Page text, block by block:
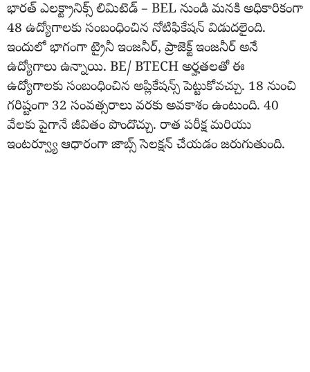
భారత్ ఎలక్ట్రానిక్స్ లిమిటెడ్ – BEL నుండి మనకి అధికారికంగా
48 ఉద్యోగాలకు సంబంధించిన నోటిఫికేషన్ విడుదలైంది.
ఇందులో భాగంగా ట్రైనీ ఇంజనీర్, ప్రాజెక్ట్ ఇంజనీర్ అనే
ఉద్యోగాలు ఉన్నాయి. BE/ BTECH అర్హతలతో ఈ
ఉద్యోగాలకు సంబంధించిన అప్లికేషన్స్ పెట్టుకోవచ్చు. 18 నుంచి
గరిష్టంగా 32 సంవత్సరాలు వరకు అవకాశం ఉంటుంది. 40
వేలకు పైగానే జీవితం పొందొచ్చు. రాత పరీక్ష మరియు
ఇంటర్వ్యూ ఆధారంగా జాబ్స్ సెలక్షన్ చేయడం జరుగుతుంది.